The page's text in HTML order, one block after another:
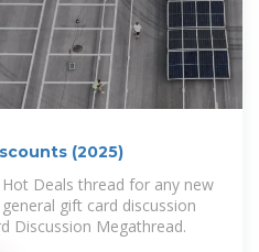
(2025)
Deals thread for any new
gift card discussion
Discussion Megathread.